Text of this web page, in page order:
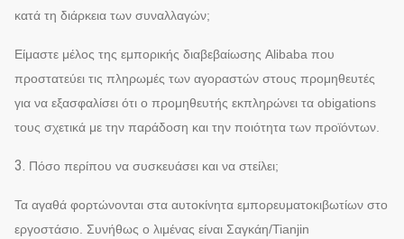
κατά τη διάρκεια των συναλλαγών;
Είμαστε μέλος της εμπορικής διαβεβαίωσης Alibaba που
προστατεύει τις πληρωμές των αγοραστών στους προμηθευτές
για να εξασφαλίσει ότι ο προμηθευτής εκπληρώνει τα obigations
τους σχετικά με την παράδοση και την ποιότητα των προϊόντων.
3. Πόσο περίπου να συσκευάσει και να στείλει;
Τα αγαθά φορτώνονται στα αυτοκίνητα εμπορευματοκιβωτίων στο
εργοστάσιο. Συνήθως ο λιμένας είναι Σαγκάη/Tianjin